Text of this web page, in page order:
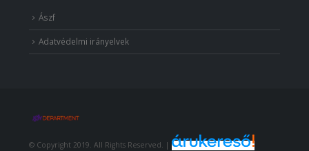
Ászf
Adatvédelmi irányelvek
© Copyright 2019. All Rights Reserved. |